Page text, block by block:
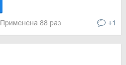
Применена 88 раз +1